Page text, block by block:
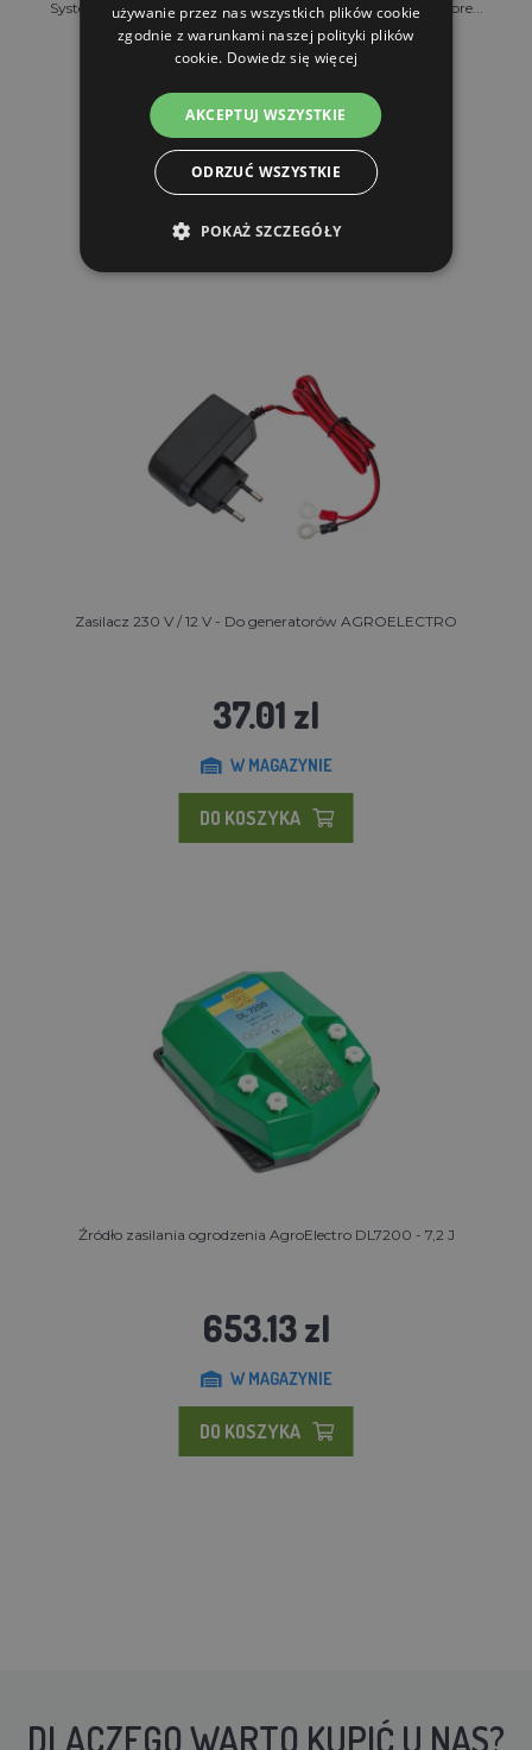
System solarny AgroElectro – panel solarny 50 W z regulatore...
500.73 zl
W MAGAZYNIE
Zasilacz 230 V / 12 V - Do generatorów AGROELECTRO
37.01 zl
W MAGAZYNIE
DO KOSZYKA
Źródło zasilania ogrodzenia AgroElectro DL7200 - 7,2 J
653.13 zl
W MAGAZYNIE
DO KOSZYKA
DLACZEGO WARTO KUPIĆ U NAS?
używanie przez nas wszystkich plików cookie
zgodnie z warunkami naszej polityki plików
cookie. Dowiedz się więcej
AKCEPTUJ WSZYSTKIE
ODRZUĆ WSZYSTKIE
POKAŻ SZCZEGÓŁY